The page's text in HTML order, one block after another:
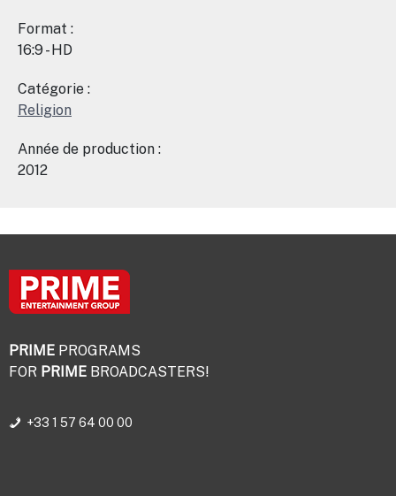
Format :
16:9 - HD
Catégorie :
Religion
Année de production :
2012
PRIME PROGRAMS
FOR PRIME BROADCASTERS!
+33 1 57 64 00 00